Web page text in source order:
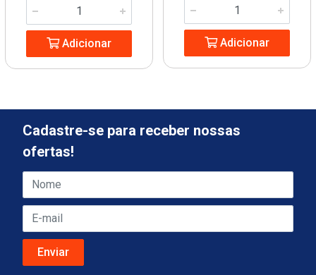
Adicionar Adicionar
Cadastre-se para receber nossas
ofertas!